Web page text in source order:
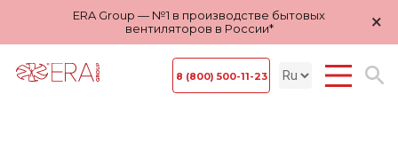
ERA Group — №1 в производстве бытовых
вентиляторов в России*
×
8 (800) 500-11-23